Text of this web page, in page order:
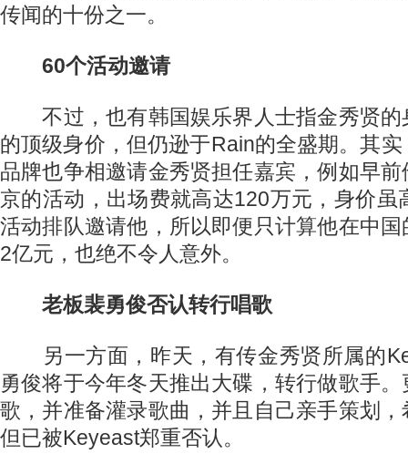
传闻的十份之一。
60个活动邀请
不过，也有韩国娱乐界人士指金秀贤的
的顶级身价，但仍逊于Rain的全盛期。其
品牌也争相邀请金秀贤担任嘉宾，例如早
京的活动，出场费就高达120万元，身价虽
活动排队邀请他，所以即便只计算他在中
2亿元，也绝不令人意外。
老板裴勇俊否认转行唱歌
另一方面，昨天，有传金秀贤所属的
勇俊将于今年冬天推出大碟，转行做歌手
歌，并准备灌录歌曲，并且自己亲手策划
但已被Keyeast郑重否认。